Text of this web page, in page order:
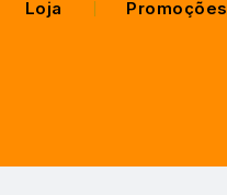
Loja Promoções